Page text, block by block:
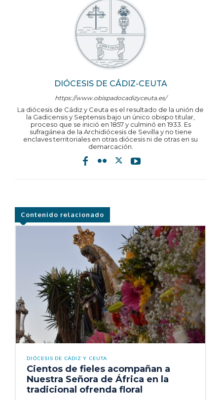
DIÓCESIS DE CÁDIZ-CEUTA
https://www.obispadocadizyceuta.es/
La diócesis de Cádiz y Ceuta es el resultado de la unión de
la Gadicensis y Septensis bajo un único obispo titular,
proceso que se inició en 1857 y culminó en 1933. Es
sufragánea de la Archidiócesis de Sevilla y no tiene
enclaves territoriales en otras diócesis ni de otras en su
demarcación.
Contenido relacionado
DIÓCESIS DE CÁDIZ Y CEUTA
Cientos de fieles acompañan a
Nuestra Señora de África en la
tradicional ofrenda floral